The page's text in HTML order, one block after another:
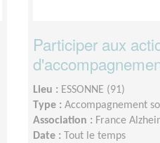
Participer aux
Lieu : ESSONNE (91)
Type : Accompagnement
Association : France
Date :
Tout le temps